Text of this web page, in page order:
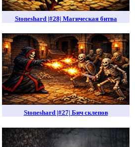
Stoneshard |#28| Магическая битва
Stoneshard |#27| Бич склепов